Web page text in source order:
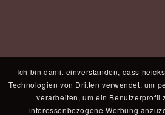
Ich bin damit einverstanden, dass
Technologien von Dritten verwendet, um
verarbeiten, um ein Benutzerprofil
interessenbezogene Werbung